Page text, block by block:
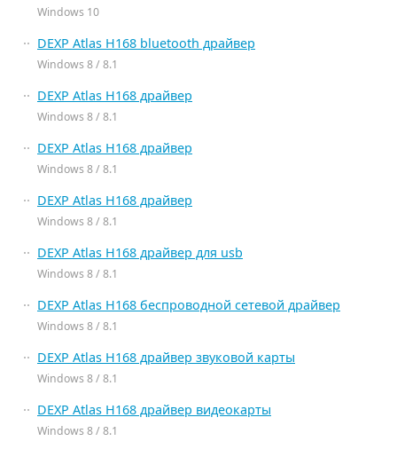
Windows 10
DEXP Atlas H168 bluetooth драйвер
Windows 8 / 8.1
DEXP Atlas H168 драйвер
Windows 8 / 8.1
DEXP Atlas H168 драйвер
Windows 8 / 8.1
DEXP Atlas H168 драйвер
Windows 8 / 8.1
DEXP Atlas H168 драйвер для usb
Windows 8 / 8.1
DEXP Atlas H168 беспроводной сетевой драйвер
Windows 8 / 8.1
DEXP Atlas H168 драйвер звуковой карты
Windows 8 / 8.1
DEXP Atlas H168 драйвер видеокарты
Windows 8 / 8.1